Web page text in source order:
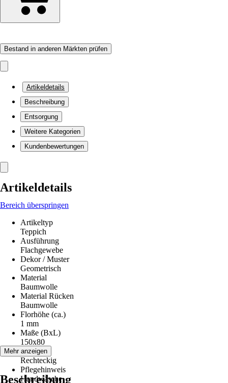
Bestand in anderen Märkten prüfen
Artikeldetails
Beschreibung
Entsorgung
Weitere Kategorien
Kundenbewertungen
Artikeldetails
Bereich überspringen
Artikeltyp
Teppich
Ausführung
Flachgewebe
Dekor / Muster
Geometrisch
Material
Baumwolle
Material Rücken
Baumwolle
Florhöhe (ca.)
1 mm
Maße (BxL)
150x80
Form
Rechteckig
Pflegehinweis
Handwäsche
Mehr anzeigen
Beschreibung